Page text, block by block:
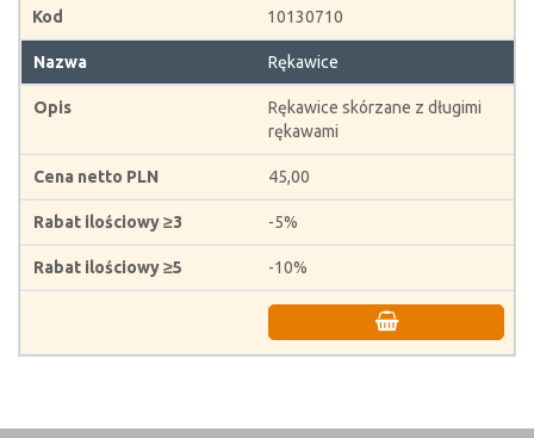
10130710
Rękawice
Rękawice skórzane z długimi
rękawami
45,00
-5%
-10%